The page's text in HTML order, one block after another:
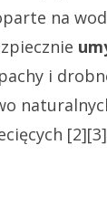
na
i